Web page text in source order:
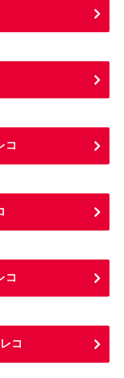
コ
コ
コ